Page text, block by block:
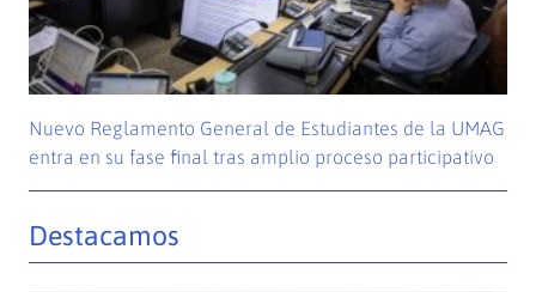
Nuevo Reglamento General de Estudiantes de la UMAG
entra en su fase final tras amplio proceso participativo
Destacamos